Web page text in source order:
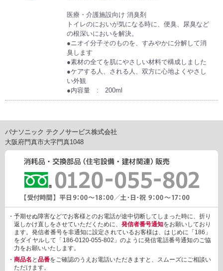
医療・介護施設向け 消臭剤
トイレのにおいが気になる時に、便臭、尿臭など
の根深いにおいを解決。
●ニオイ分子そのものを、すみやかに分解して消
臭します
●素材の全てを肌にやさしい材料で構成しました
●ケアする人、される人、双方に心地よくやさし
い外観
●内容量 : 200ml
パナソニック テクノサービス株式会社
大阪府門真市大字門真1048
・予期せぬ障害などでお客様とのお電話が途中切断してしまった時に、折り
返しかけ直しをさせていただくために、 発信者番号通知をお願いしており
ます。発信者番号を非通知に設定されているお客様は、はじめに「186」
をダイヤルして「186-0120-055-802」のように発信電話番号通知のご協
力をお願いいたします。
・ 商品名 と 品番をご確認のうえお電話いただきますと、スムーズにご相談い
ただけます。